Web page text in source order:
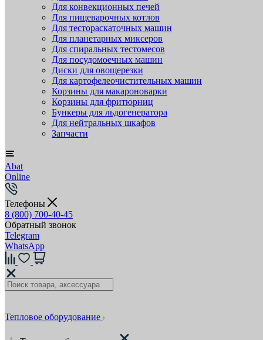
Для конвекционных печей
Для пищеварочных котлов
Для тестораскаточных машин
Для планетарных миксеров
Для спиральных тестомесов
Для посудомоечных машин
Диски для овощерезки
Для картофелеочистительных машин
Корзины для макароноварки
Корзины для фритюрниц
Бункеры для льдогенератора
Для нейтральных шкафов
Запчасти
Abat
Online
Телефоны
8 (800) 700-40-45
Обратный звонок
Telegram
WhatsApp
Тепловое оборудование